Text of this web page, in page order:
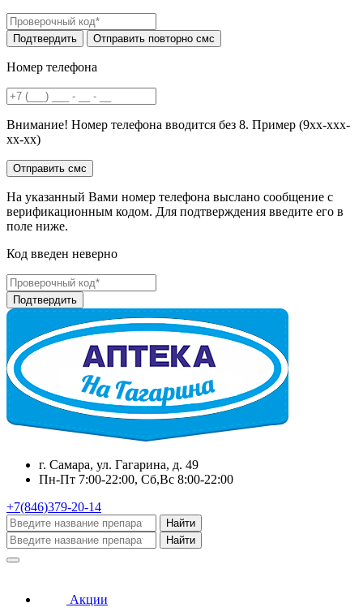
Номер телефона
Внимание! Номер телефона вводится без 8. Пример (9хх-ххх-
хх-хх)
На указанный Вами номер телефона выслано сообщение с
верификационным кодом. Для подтверждения введите его в
поле ниже.
Код введен неверно
г. Самара, ул. Гагарина, д. 49
Пн-Пт 7:00-22:00, Сб,Вс 8:00-22:00
+7(846)379-20-14
Найти
Найти
Акции